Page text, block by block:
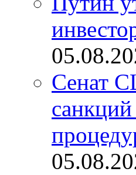
Сенат